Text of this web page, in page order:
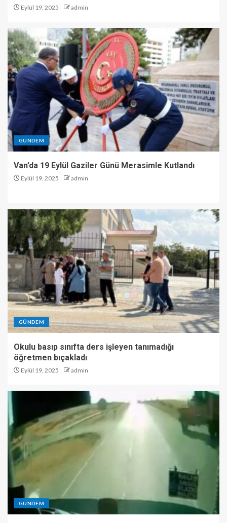
Eylül 19, 2025 admin
GÜNDEM
Van’da 19 Eylül Gaziler Günü Merasimle Kutlandı
Eylül 19, 2025 admin
GÜNDEM
Okulu basıp sınıfta ders işleyen tanımadığı
öğretmen bıçakladı
Eylül 19, 2025 admin
GÜNDEM